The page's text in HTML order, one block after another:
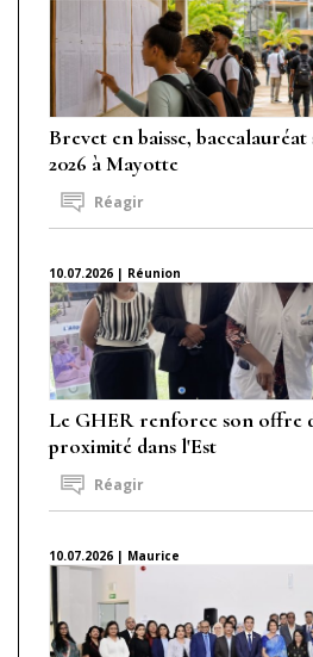
Brevet en baisse,
2026 à Mayotte
Réagir
10.07.2026 | Réunion
Le GHER renforce son offre
proximité dans l'Est
Réagir
10.07.2026 | Maurice